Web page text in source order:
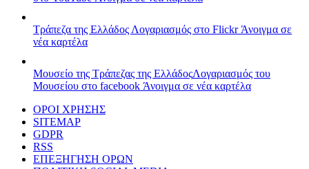
Τράπεζα της Ελλάδος Λογαριασμός στο FlickrΆνοιγμα σε
νέα καρτέλα
Μουσείο της Τράπεζας της ΕλλάδοςΛογαριασμός του
Μουσείου στο facebook Άνοιγμα σε νέα καρτέλα
ΟΡΟΙ ΧΡΗΣΗΣ
SITEMAP
GDPR
RSS
ΕΠΕΞΗΓΗΣΗ ΟΡΩΝ